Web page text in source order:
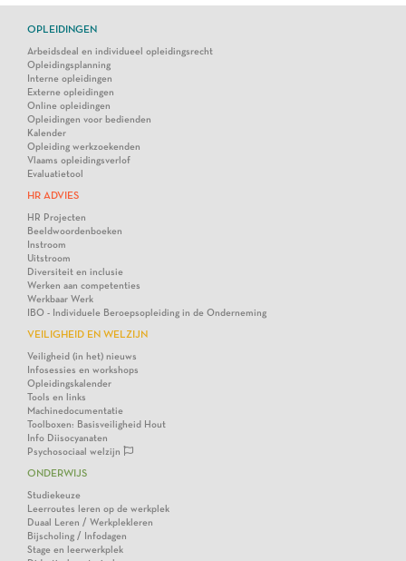
OPLEIDINGEN
Arbeidsdeal en individueel opleidingsrecht
Opleidingsplanning
Interne opleidingen
Externe opleidingen
Online opleidingen
Opleidingen voor bedienden
Kalender
Opleiding werkzoekenden
Vlaams opleidingsverlof
Evaluatietool
HR ADVIES
HR Projecten
Beeldwoordenboeken
Instroom
Uitstroom
Diversiteit en inclusie
Werken aan competenties
Werkbaar Werk
IBO - Individuele Beroepsopleiding in de Onderneming
VEILIGHEID EN WELZIJN
Veiligheid (in het) nieuws
Infosessies en workshops
Opleidingskalender
Tools en links
Machinedocumentatie
Toolboxen: Basisveiligheid Hout
Info Diisocyanaten
Psychosociaal welzijn
ONDERWIJS
Studiekeuze
Leerroutes leren op de werkplek
Duaal Leren / Werkplekleren
Bijscholing / Infodagen
Stage en leerwerkplek